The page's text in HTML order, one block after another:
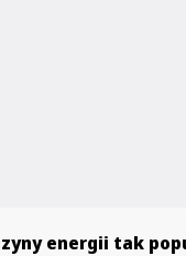
energii tak